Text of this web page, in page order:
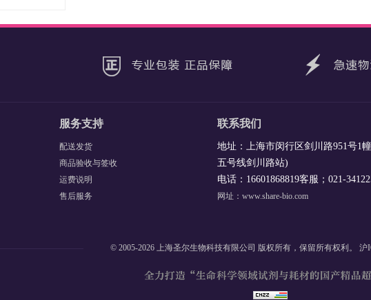
服务支持
配送发货
商品验收与签收
运费说明
售后服务
联系我们
地址：上海市闵行区剑川路951号1
五号线剑川路站)
电话：16601868819客服；021-
网址：www.share-bio.com
© 2005-2026 上海圣尔生物科技有限公司 版权所有，保留所有权利。 沪